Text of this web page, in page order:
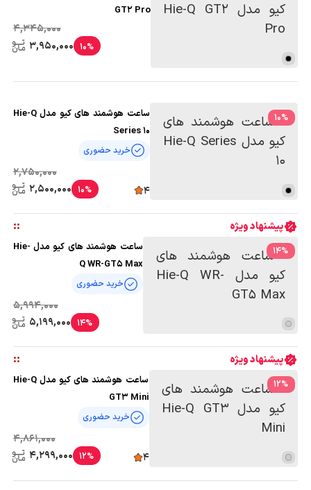
GT2 Pro
4,345,000
10%
3,950,000
%
10
ساعت هوشمند های کیو مدل Hie-Q
Series 10
خرید حضوری
4
2,750,000
10%
2,500,000
پیشنهاد ویژه ::
%
14
ساعت هوشمند های کیو مدل Hie-
Q WR-GT5 Max
خرید حضوری
5,994,000
14%
5,199,000
پیشنهاد ویژه ::
%
12
ساعت هوشمند های کیو مدل Hie-Q
GT3 Mini
خرید حضوری
4
4,861,000
12%
4,299,000